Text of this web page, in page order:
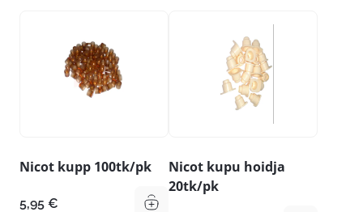
Nicot kupp 100tk/pk
5,95 €
Nicot kupu hoidja
20tk/pk